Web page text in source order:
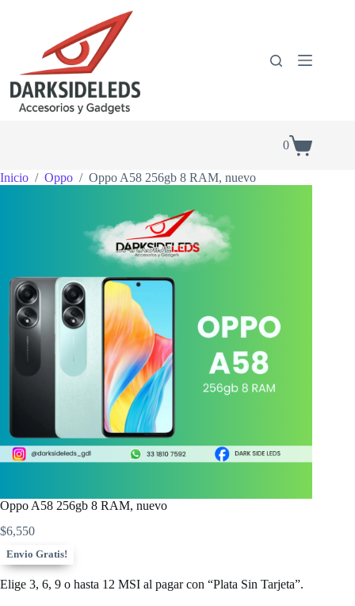
Shopping
0
Inicio / Oppo / Oppo A58 256gb 8 RAM, nuevo
Oppo A58 256gb 8 RAM, nuevo
$6,550
Envio Gratis!
Elige 3, 6, 9 o hasta 12 MSI al pagar con “Plata Sin Tarjeta”.